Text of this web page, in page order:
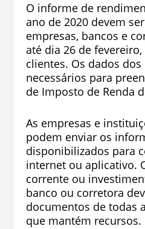
O informe de
ano de 2020 devem
empresas, bancos e
até dia 26 de
clientes. Os dados
necessários para
de Imposto de Renda
As empresas e
podem enviar os
disponibilizados para
internet ou aplicativo.
corrente ou
banco ou corretora
documentos de todas
que mantém recursos.